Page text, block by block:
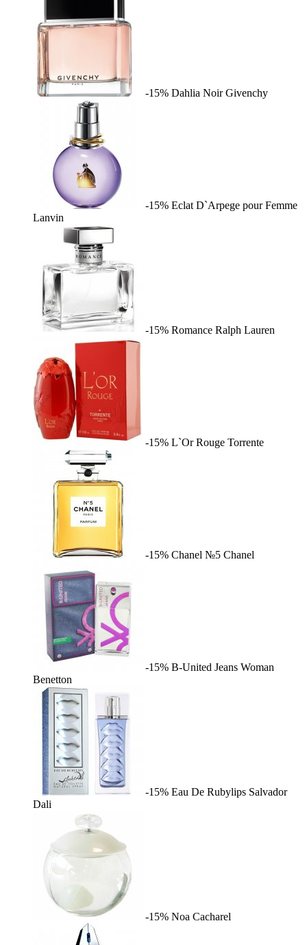
-15% Dahlia Noir Givenchy
-15% Eclat D`Arpege pour Femme
Lanvin
-15% Romance Ralph Lauren
-15% L`Or Rouge Torrente
-15% Chanel №5 Chanel
-15% B-United Jeans Woman
Benetton
-15% Eau De Rubylips Salvador
Dali
-15% Noa Cacharel